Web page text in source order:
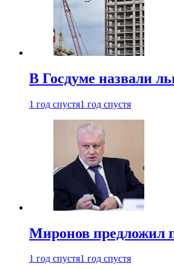
В Госдуме назвали
1 год спустя1 год спустя
Миронов предложил
1 год спустя1 год спустя